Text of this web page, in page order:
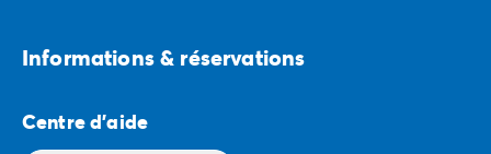
Informations & réservations
Centre d'aide